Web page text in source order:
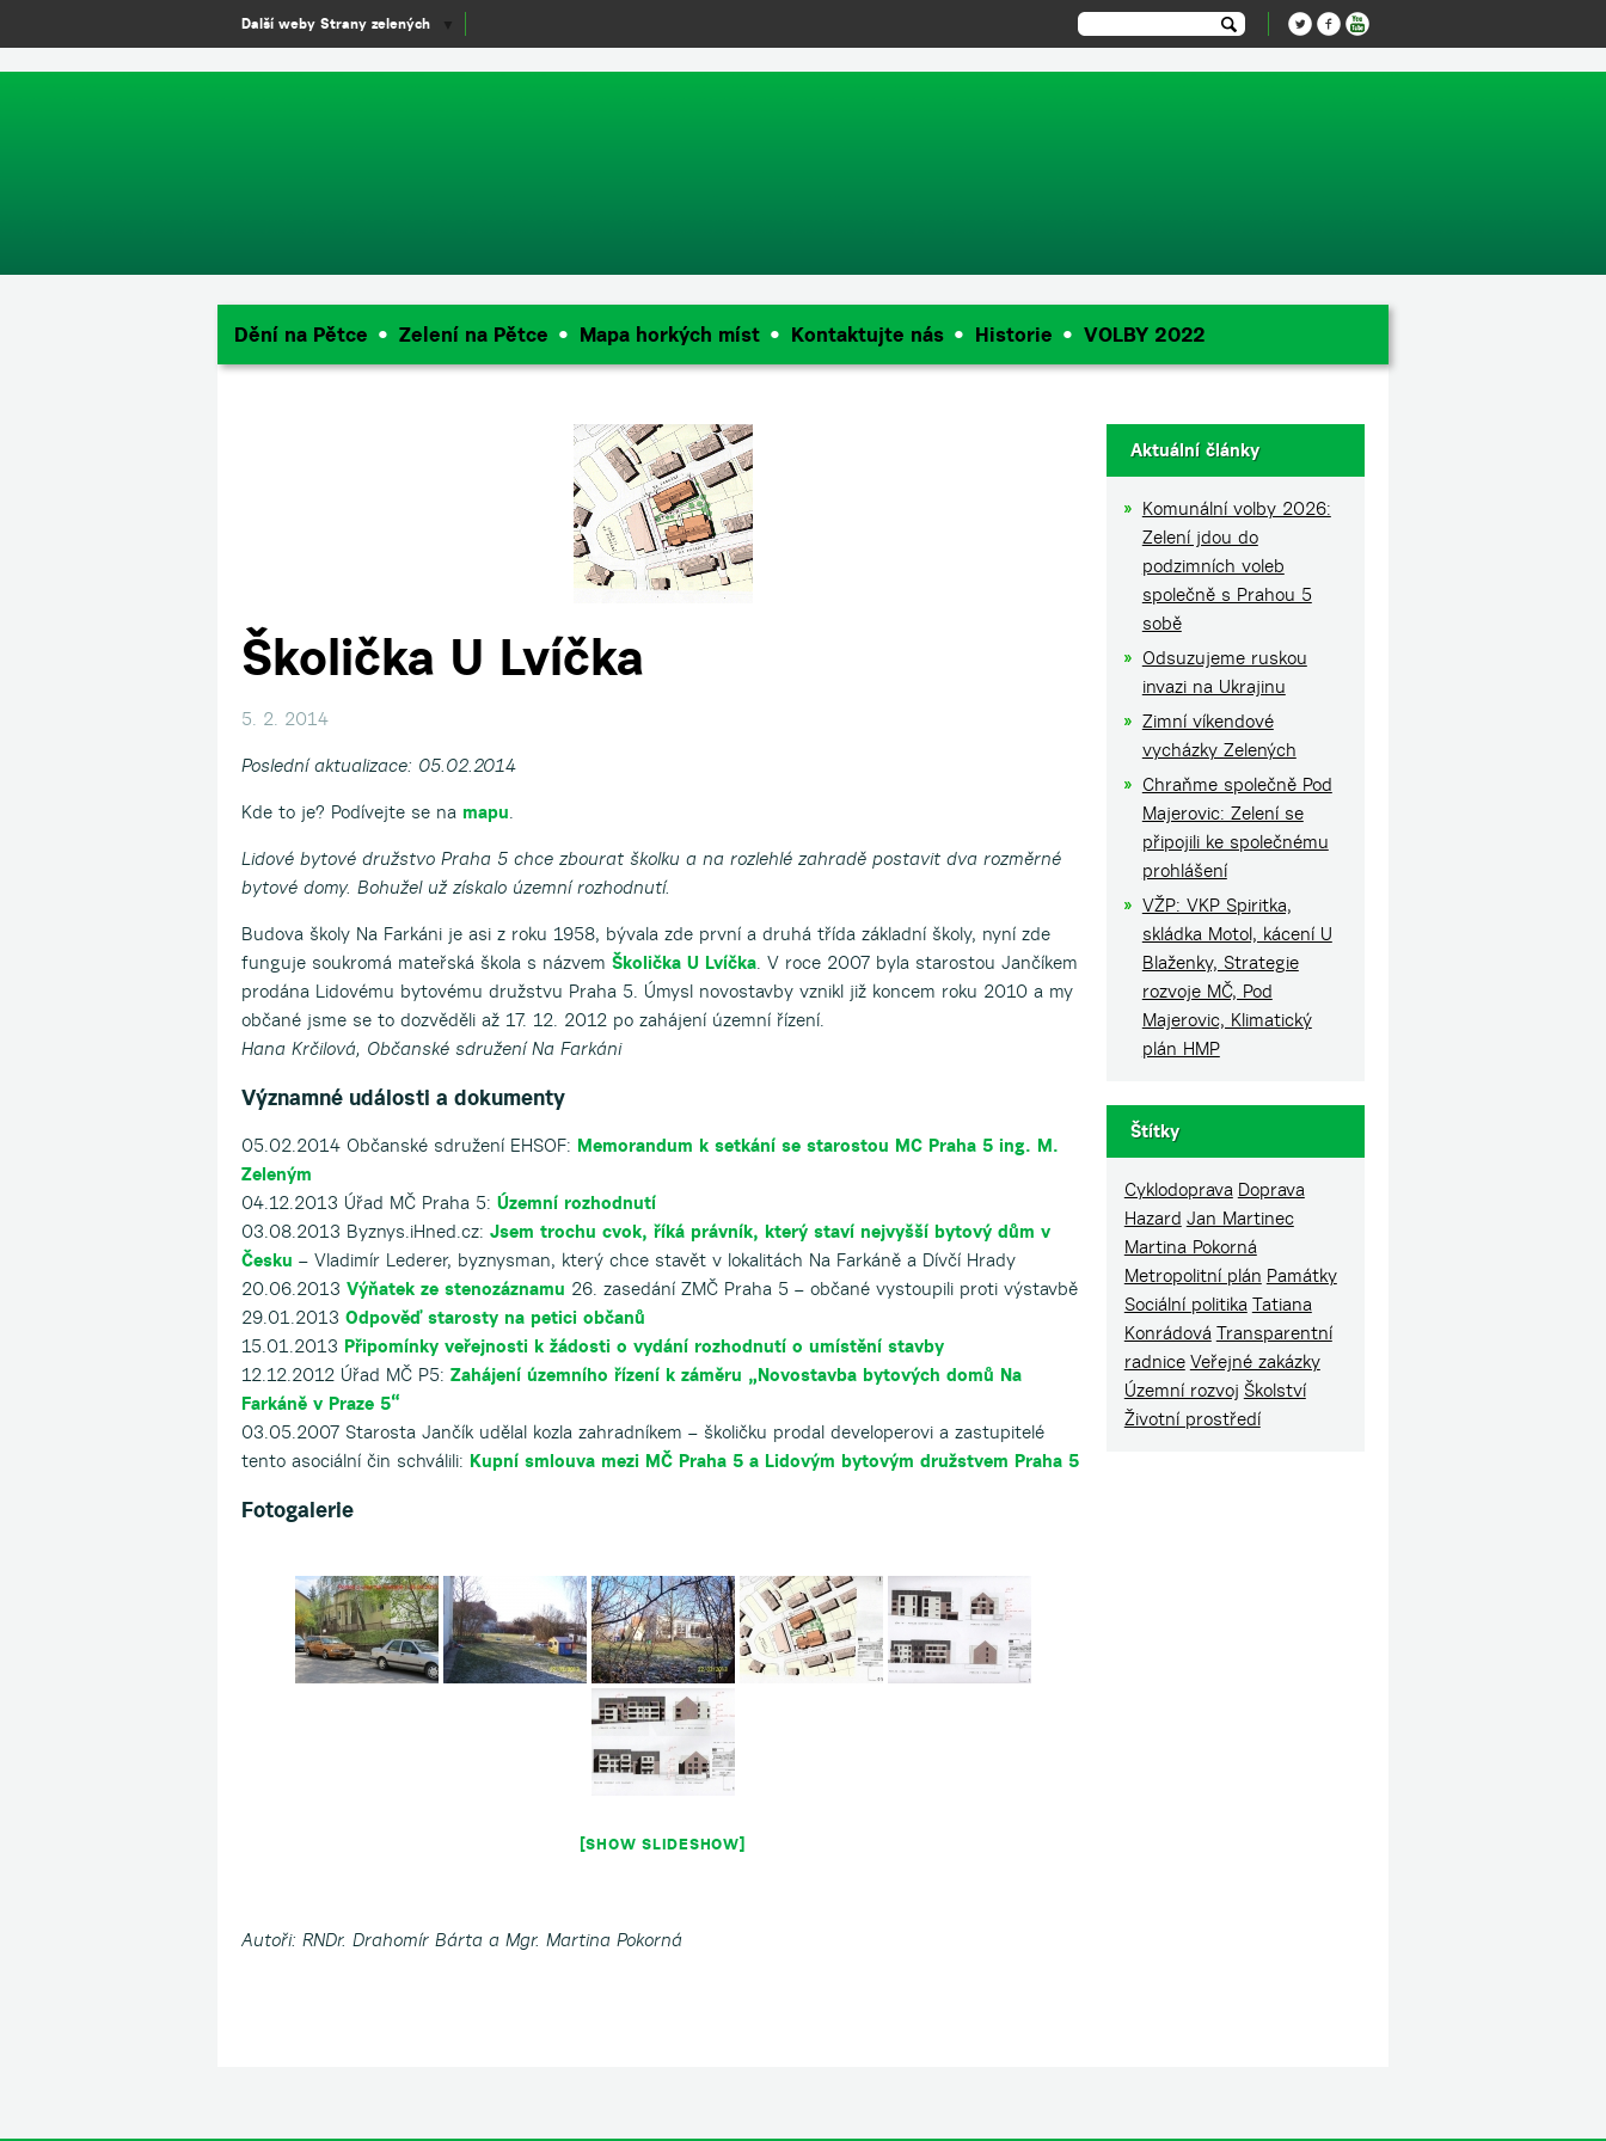
window.dataLayer = window.dataLayer || []; function gtag(){dataLayer.push(arguments);} gtag('js', new Date()); gtag('config', 'UA-144909968-1');
Dění na Pětce Zelení na Pětce Mapa horkých míst Kontaktujte nás Historie VOLBY 2022
Školička U Lvíčka
5. 2. 2014
Poslední aktualizace: 05.02.2014
Kde to je? Podívejte se na mapu.
Lidové bytové družstvo Praha 5 chce zbourat školku a na rozlehlé zahradě postavit dva rozměrné
bytové domy. Bohužel už získalo územní rozhodnutí.
Budova školy Na Farkáni je asi z roku 1958, bývala zde první a druhá třída základní školy, nyní zde
funguje soukromá mateřská škola s názvem Školička U Lvíčka. V roce 2007 byla starostou Jančíkem
prodána Lidovému bytovému družstvu Praha 5. Úmysl novostavby vznikl již koncem roku 2010 a my
občané jsme se to dozvěděli až 17. 12. 2012 po zahájení územní řízení.
Hana Krčilová, Občanské sdružení Na Farkáni
Významné události a dokumenty
05.02.2014 Občanské sdružení EHSOF: Memorandum k setkání se starostou MC Praha 5 ing. M.
Zeleným
04.12.2013 Úřad MČ Praha 5: Územní rozhodnutí
03.08.2013 Byznys.iHned.cz: Jsem trochu cvok, říká právník, který staví nejvyšší bytový dům v
Česku – Vladimír Lederer, byznysman, který chce stavět v lokalitách Na Farkáně a Dívčí Hrady
20.06.2013 Výňatek ze stenozáznamu 26. zasedání ZMČ Praha 5 – občané vystoupili proti výstavbě
29.01.2013 Odpověď starosty na petici občanů
15.01.2013 Připomínky veřejnosti k žádosti o vydání rozhodnutí o umístění stavby
12.12.2012 Úřad MČ P5: Zahájení územního řízení k záměru „Novostavba bytových domů Na
Farkáně v Praze 5“
03.05.2007 Starosta Jančík udělal kozla zahradníkem – školičku prodal developerovi a zastupitelé
tento asociální čin schválili: Kupní smlouva mezi MČ Praha 5 a Lidovým bytovým družstvem Praha 5
Fotogalerie
[SHOW SLIDESHOW]
Autoři: RNDr. Drahomír Bárta a Mgr. Martina Pokorná
Aktuální články
Komunální volby 2026:
Zelení jdou do
podzimních voleb
společně s Prahou 5
sobě
Odsuzujeme ruskou
invazi na Ukrajinu
Zimní víkendové
vycházky Zelených
Chraňme společně Pod
Majerovic: Zelení se
připojili ke společnému
prohlášení
VŽP: VKP Spiritka,
skládka Motol, kácení U
Blaženky, Strategie
rozvoje MČ, Pod
Majerovic, Klimatický
plán HMP
Štítky
Cyklodoprava Doprava
Hazard Jan Martinec
Martina Pokorná
Metropolitní plán Památky
Sociální politika Tatiana
Konrádová Transparentní
radnice Veřejné zakázky
Územní rozvoj Školství
Životní prostředí
Další weby Strany zelených ▼